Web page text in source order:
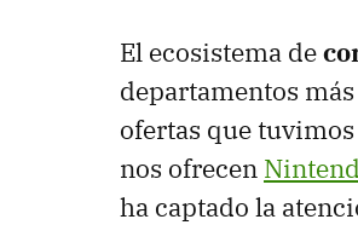
El ecosistema de
departamentos
ofertas que
nos ofrecen
ha captado la